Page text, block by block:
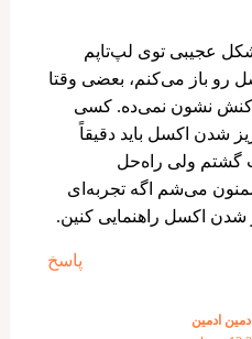
عجیبی توی لپ‌تاپم
رو باز می‌کنم، بعضی وقتا
واکنش نشون نمی‌ده. کسی
شدن اکسل باید دقیقاً
گشتم ولی راه‌حل
می‌شم اگه تجربه‌ای
اکسل راهنمایی کنین.
پاسخ
ادمین ادمین